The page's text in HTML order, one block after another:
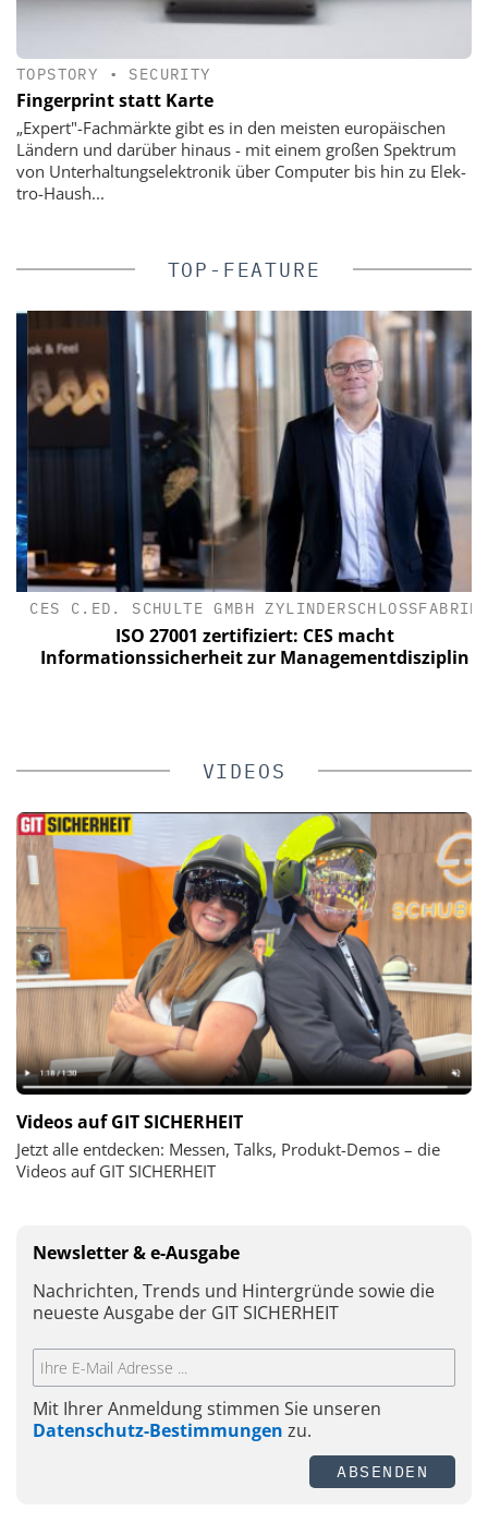
TOPSTORY • SECURITY
Fingerprint statt Karte
„Expert"-Fachmärkte gibt es in den meisten europäischen
Ländern und darüber hinaus - mit einem großen Spektrum
von Unterhaltungselek­tro­nik über Computer bis hin zu Elek­
tro-Haush...
TOP-FEATURE
CES C.ED. SCHULTE GMBH ZYLINDERSCHLOSSFABRIK
ISO 27001 zertifiziert: CES macht
Informationssicherheit zur Managementdisziplin
VIDEOS
Videos auf GIT SICHERHEIT
Jetzt alle entdecken: Messen, Talks, Produkt-Demos – die
Videos auf GIT SICHERHEIT
Newsletter & e-Ausgabe
Nachrichten, Trends und Hintergründe sowie die
neueste Ausgabe der GIT SICHERHEIT
Mit Ihrer Anmeldung stimmen Sie unseren
Datenschutz-Bestimmungen zu.
ABSENDEN